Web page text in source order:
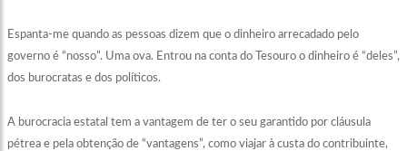
Espanta-me quando as pessoas dizem que o dinheiro arrecadado pelo
governo é “nosso”. Uma ova. Entrou na conta do Tesouro o dinheiro é “deles”,
dos burocratas e dos políticos.
A burocracia estatal tem a vantagem de ter o seu garantido por cláusula
pétrea e pela obtenção de “vantagens”, como viajar à custa do contribuinte,